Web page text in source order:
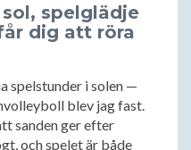
spelglädje
dig att röra
spelstunder i solen —
blev jag fast.
sanden ger efter
och spelet är både